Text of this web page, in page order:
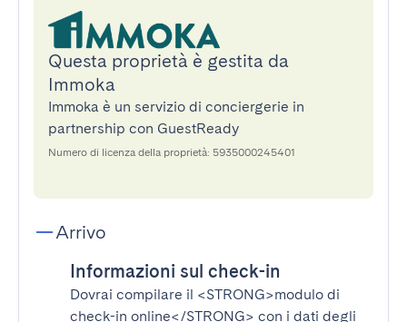
Questa proprietà è gestita da
Immoka
Immoka è un servizio di conciergerie in
partnership con GuestReady
Numero di licenza della proprietà: 5935000245401
Arrivo
Informazioni sul check-in
Dovrai compilare il <STRONG>modulo di
check-in online</STRONG> con i dati degli